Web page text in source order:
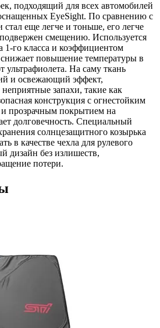
подходящий для всех автомобилей
EyeSight. По сравнению с
еще легче и тоньше, его легче
смещению. Используется
1-го класса и коэффициентом
повышение температуры в
ультрафиолета. На саму ткань
и освежающий эффект,
запахи, такие как
конструкция с огнестойким
прозрачным покрытием на
долговечность. Специальный
солнцезащитного козырька
в качестве чехла для рулевого
дизайн без излишеств,
потери.